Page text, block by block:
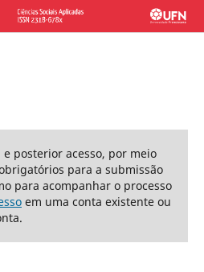
posterior acesso, por meio
para a submissão
para acompanhar o processo
em uma conta existente ou